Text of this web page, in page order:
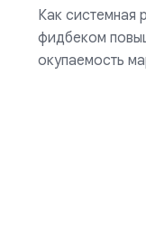
Как системная
фидбеком
окупаемость